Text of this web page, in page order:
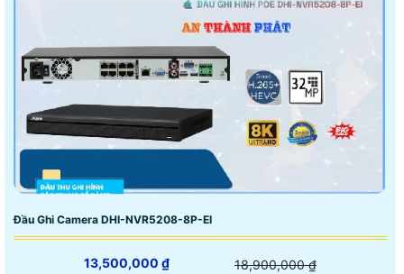
Đầu Ghi Camera DHI-NVR5208-8P-EI
13,500,000 ₫ 18,900,000 ₫